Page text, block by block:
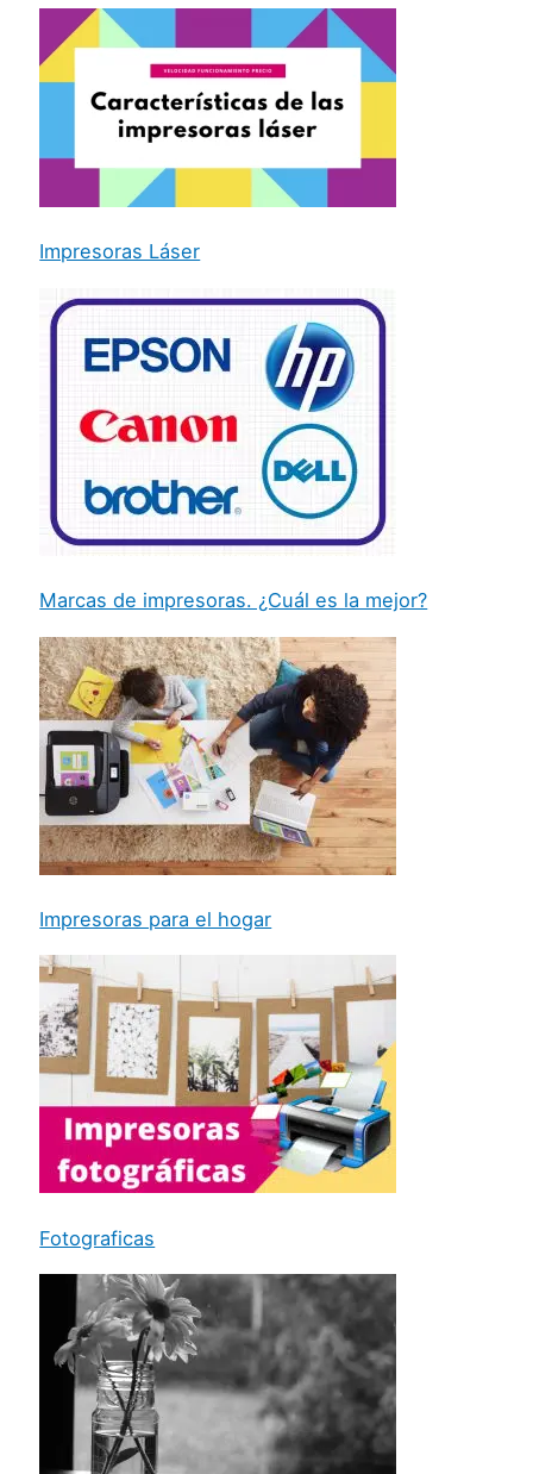
Impresoras Láser
Marcas de impresoras. ¿Cuál es la mejor?
Impresoras para el hogar
Fotograficas